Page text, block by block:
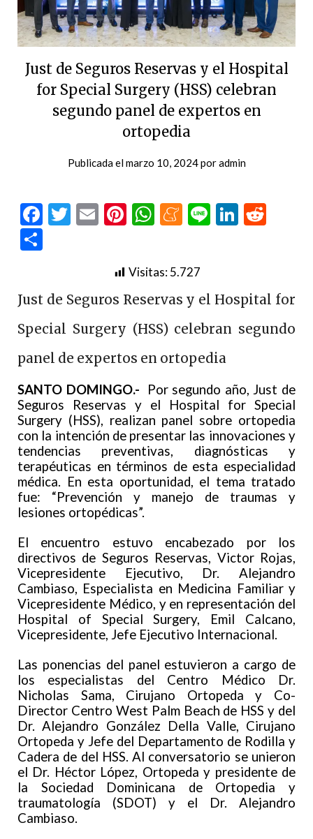
Just de Seguros Reservas y el Hospital
for Special Surgery (HSS) celebran
segundo panel de expertos en
ortopedia
Publicada elmarzo 10, 2024poradmin
Facebook
Twitter
EmailPinterest
WhatsApp
Meneame
Line
Visitas:5.727
Just de Seguros Reservas y el Hospital for
Special Surgery (HSS) celebran segundo
panel de expertos en ortopedia
SANTO DOMINGO.-
Por segundo año, Just de
Seguros Reservas y el Hospital for Special
Surgery (HSS), realizan panel sobre ortopedia
con la intención de presentar las innovaciones y
tendencias preventivas, diagnósticas y
terapéuticas en términos de esta especialidad
médica. En esta oportunidad, el tema tratado
fue: “Prevención y manejo de traumas y
lesiones ortopédicas”.
El encuentro estuvo encabezado por los
directivos de Seguros Reservas, Victor Rojas,
Vicepresidente Ejecutivo, Dr. Alejandro
Cambiaso, Especialista en Medicina Familiar y
Vicepresidente Médico, y en representación del
Hospital of Special Surgery, Emil Calcano,
Vicepresidente, Jefe Ejecutivo Internacional.
Las ponencias del panel estuvieron a cargo de
los especialistas del Centro Médico Dr.
Nicholas Sama, Cirujano Ortopeda y Co-
Director Centro West Palm Beach de HSS y del
Dr. Alejandro González Della Valle, Cirujano
Ortopeda y Jefe del Departamento de Rodilla y
Cadera de del HSS. Al conversatorio se unieron
el Dr. Héctor López, Ortopeda y presidente de
la Sociedad Dominicana de Ortopedia y
traumatología (SDOT) y el Dr. Alejandro
Cambiaso.